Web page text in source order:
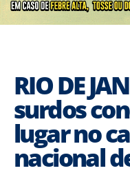
RIO DE
surdos
lugar no
nacional